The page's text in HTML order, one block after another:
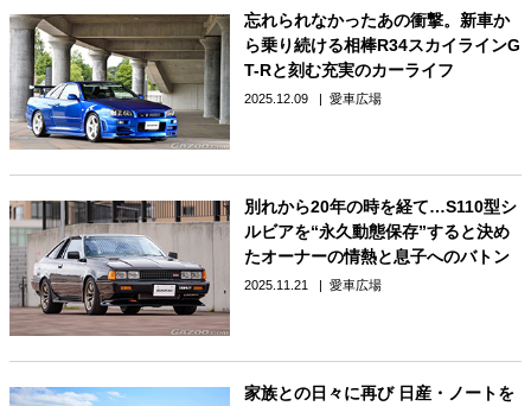
忘れられなかったあの衝撃。新車か
ら乗り続ける相棒R34スカイラインG
T-Rと刻む充実のカーライフ
2025.12.09 愛車広場
別れから20年の時を経て…S110型シ
ルビアを“永久動態保存”すると決め
たオーナーの情熱と息子へのバトン
2025.11.21 愛車広場
家族との日々に再び 日産・ノートを